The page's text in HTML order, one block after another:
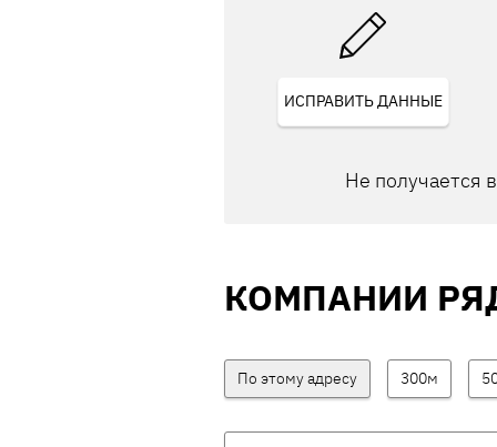
ИСПРАВИТЬ ДАННЫЕ
Не получается
КОМПАНИИ
По этому адресу 300м